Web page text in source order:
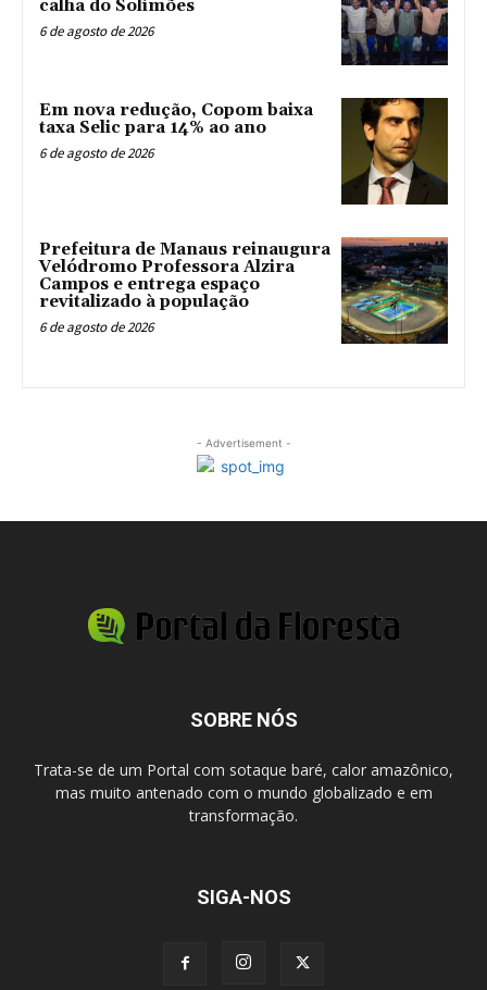
calha do Solimões
6 de agosto de 2026
Em nova redução, Copom baixa
taxa Selic para 14% ao ano
6 de agosto de 2026
Prefeitura de Manaus reinaugura
Velódromo Professora Alzira
Campos e entrega espaço
revitalizado à população
6 de agosto de 2026
- Advertisement -
SOBRE NÓS
Trata-se de um Portal com sotaque baré, calor amazônico,
mas muito antenado com o mundo globalizado e em
transformação.
SIGA-NOS